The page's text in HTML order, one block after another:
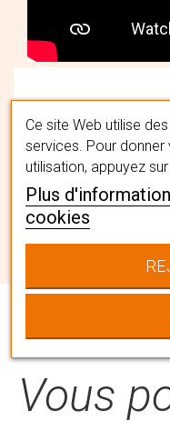
Trouvez la
convient avec
capillaires en
chevelure qui
personnalisant
Vous
Ce site Web utilise
services. Pour
utilisation, appuyez
Plus
cookies